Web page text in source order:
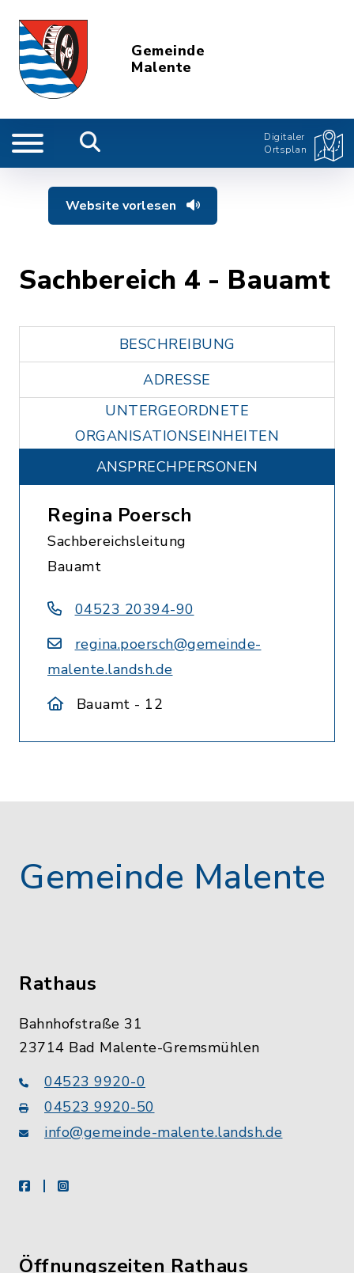
Gemeinde
Malente
Digitaler
Ortsplan
Website vorlesen
Sachbereich 4 - Bauamt
BESCHREIBUNG
ADRESSE
UNTERGEORDNETE
ORGANISATIONSEINHEITEN
ANSPRECHPERSONEN
Regina Poersch
Sachbereichsleitung
Bauamt
04523 20394-90
regina.poersch@gemeinde-
malente.landsh.de
Bauamt - 12
Gemeinde Malente
Rathaus
Bahnhofstraße 31
23714 Bad Malente-Gremsmühlen
04523 9920-0
04523 9920-50
info@gemeinde-malente.landsh.de
facebookinstagram
Öffnungszeiten Rathaus